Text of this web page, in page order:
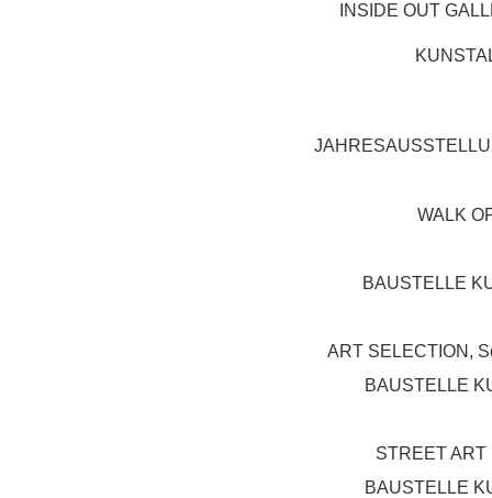
INSIDE OUT
WALK
BAUSTELLE
ART SELECTION,
BAUSTELLE
STREET ART
BAUSTELLE